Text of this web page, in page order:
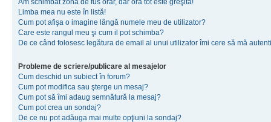
Am schimbat zona de fus orar, dar ora tot este greşită!
Limba mea nu este în listă!
Cum pot afişa o imagine lângă numele meu de utilizator?
Care este rangul meu şi cum il pot schimba?
De ce când folosesc legătura de email al unui utilizator îmi cere să mă
Probleme de scriere/publicare al mesajelor
Cum deschid un subiect în forum?
Cum pot modifica sau şterge un mesaj?
Cum pot să îmi adaug semnătură la mesaj?
Cum pot crea un sondaj?
De ce nu pot adăuga mai multe opţiuni la sondaj?